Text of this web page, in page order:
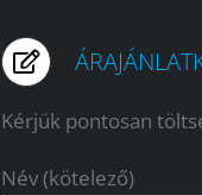
Kérjük pontosan
Név (kötelező)